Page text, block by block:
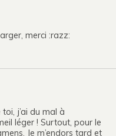
merci :razz:
j’ai du mal à
léger ! Surtout, pour le
Je m’endors tard et